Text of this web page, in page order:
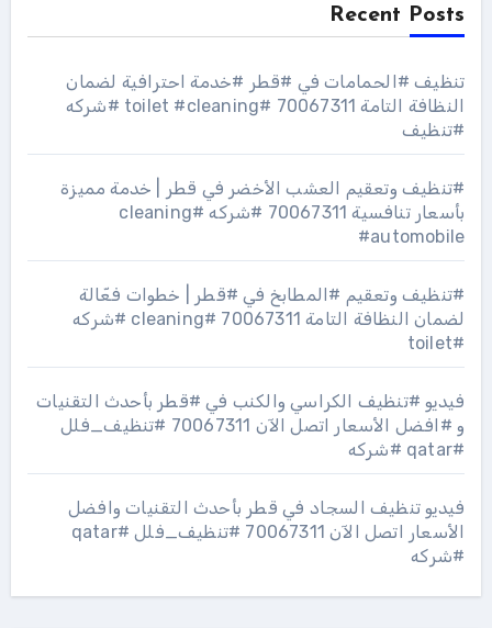
Recent Posts
تنظيف #الحمامات في #قطر #خدمة احترافية لضمان
النظافة التامة 70067311 #toilet #cleaning #شركه
#تنظيف
#تنظيف وتعقيم العشب الأخضر في قطر | خدمة مميزة
بأسعار تنافسية 70067311 #شركه #cleaning
#automobile
#تنظيف وتعقيم #المطابخ في #قطر | خطوات فعّالة
لضمان النظافة التامة 70067311 #cleaning #شركه
#toilet
فيديو #تنظيف الكراسي والكنب في #قطر بأحدث التقنيات
و #افضل الأسعار اتصل الآن 70067311 #تنظيف_فلل
#qatar #شركه
فيديو تنظيف السجاد في قطر بأحدث التقنيات وافضل
الأسعار اتصل الآن 70067311 #تنظيف_فلل #qatar
#شركه